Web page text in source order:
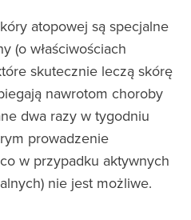
atopowej są specjalne
(o właściwościach
skutecznie leczą skórę
nawrotom choroby
dwa razy w tygodniu
prowadzenie
w przypadku aktywnych
nie jest możliwe.